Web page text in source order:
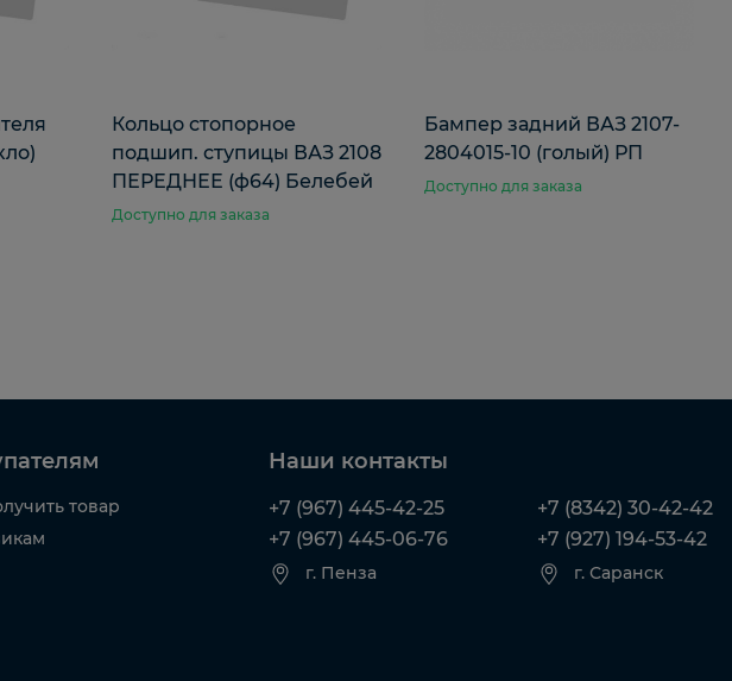
Кольцо стопорное
подшип. ступицы ВАЗ 2108
ПЕРЕДНЕЕ (ф64) Белебей
Доступно для заказа
Бампер задний ВАЗ 2107-
2804015-10 (голый) РП
Доступно для заказа
товар
Наши контакты
+7 (967) 445-42-25
+7 (967) 445-06-76
г. Пенза
+7 (8342) 30-42-42
+7 (927) 194-53-42
г. Саранск